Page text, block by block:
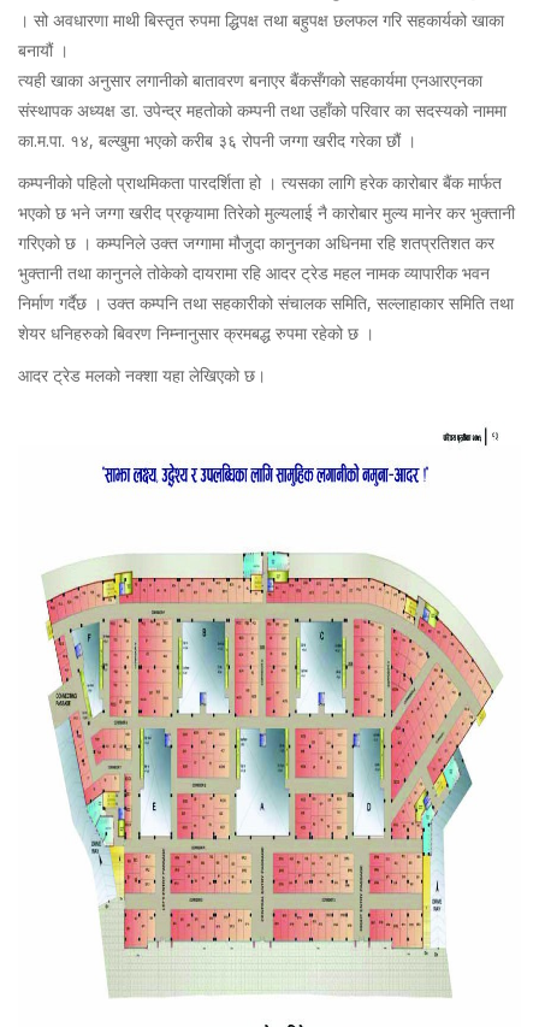
। सो अवधारणा माथी बिस्तृत रुपमा द्धिपक्ष तथा बहुपक्ष छलफल गरि सहकार्यको खाका
बनायौं ।
त्यही खाका अनुसार लगानीको बातावरण बनाएर बैंकसँगको सहकार्यमा एनआरएनका
संस्थापक अध्यक्ष डा. उपेन्द्र महतोको कम्पनी तथा उहाँको परिवार का सदस्यको नाममा
का.म.पा. १४, बल्खुमा भएको करीब ३६ रोपनी जग्गा खरीद गरेका छौं ।
कम्पनीको पहिलो प्राथमिकता पारदर्शिता हो । त्यसका लागि हरेक कारोबार बैंक मार्फत
भएको छ भने जग्गा खरीद प्रकृयामा तिरेको मुल्यलाई नै कारोबार मुल्य मानेर कर भुक्तानी
गरिएको छ । कम्पनिले उक्त जग्गामा मौजुदा कानुनका अधिनमा रहि शतप्रतिशत कर
भुक्तानी तथा कानुनले तोकेको दायरामा रहि आदर ट्रेड महल नामक व्यापारीक भवन
निर्माण गर्दैछ । उक्त कम्पनि तथा सहकारीको संचालक समिति, सल्लाहाकार समिति तथा
शेयर धनिहरुको बिवरण निम्नानुसार क्रमबद्ध रुपमा रहेको छ ।
आदर ट्रेड मलको नक्शा यहा लेखिएको छ।